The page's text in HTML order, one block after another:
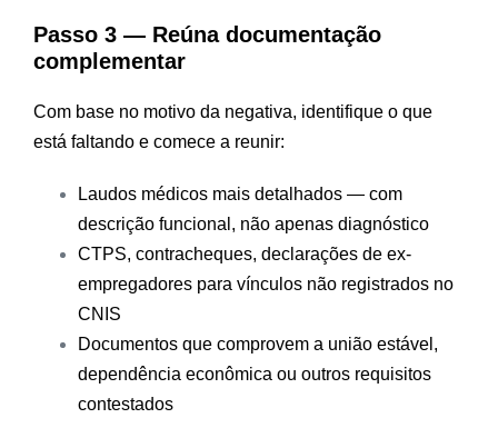
Passo 3 — Reúna documentação
complementar
Com base no motivo da negativa, identifique o que
está faltando e comece a reunir:
Laudos médicos mais detalhados — com
descrição funcional, não apenas diagnóstico
CTPS, contracheques, declarações de ex-
empregadores para vínculos não registrados no
CNIS
Documentos que comprovem a união estável,
dependência econômica ou outros requisitos
contestados